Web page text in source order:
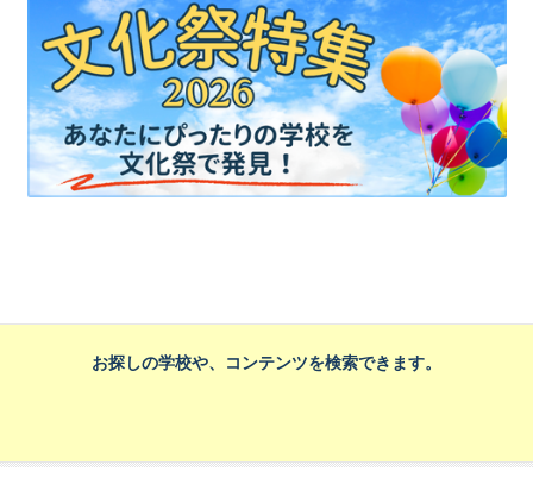
お探しの学校や、コンテンツを検索できます。